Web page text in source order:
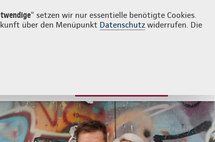
" setzen wir nur essentielle benötigte Cookies.
über den Menüpunkt Datenschutz widerrufen. Die
Login Kontakt 04621 484020